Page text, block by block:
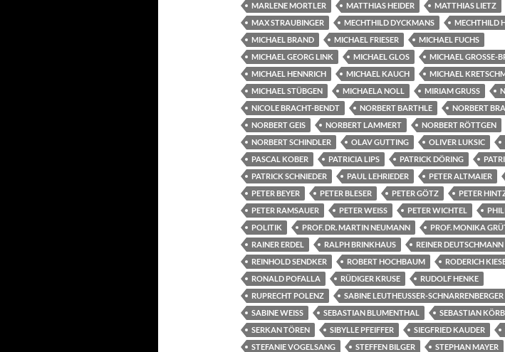
MARLENE MORTLER
MATTHIAS HEIDER MATTHIAS LIETZ
MAX STRAUBINGER
MECHTHILD DYCKMANS
MECHTHILD
MICHAEL BRAND
MICHAEL FRIESER
MICHAEL FUCHS
MICHAEL GEORG LINK
MICHAEL GLOS
MICHAEL GROSSE-
MICHAEL HENNRICH
MICHAEL KAUCH
MICHAEL
MICHAEL STÜBGEN
MICHAELA NOLL MIRIAM GRUSS
NICOLE BRACHT-BENDT
NORBERT BARTHLE
NORBERT
NORBERT GEIS
NORBERT LAMMERT
NORBERT RÖTTGEN
NORBERT SCHINDLER
OLAV GUTTING OLIVER LUKSIC
PASCAL KOBER
PATRICIA LIPS PATRICK DÖRING
PATRICK SCHNIEDER
PAUL LEHRIEDER PETER ALTMAIER
PETER BEYER
PETER BLESER PETER GÖTZ
PETER
PETER RAMSAUER
PETER WEISS PETER WICHTEL
POLITIK
PROF. DR. MARTIN NEUMANN
PROF. MONIKA
RAINER ERDEL
RALPH BRINKHAUS
REINER DEUTSCHMANN
REINHOLD SENDKER
ROBERT HOCHBAUM
RODERICH
RONALD POFALLA
RÜDIGER KRUSE
RUDOLF HENKE
RUPRECHT POLENZ
SABINE LEUTHEUSSER-SCHNARRENBERGER
SABINE WEISS
SEBASTIAN BLUMENTHAL
SEBASTIAN
SERKAN TÖREN
SIBYLLE PFEIFFER SIEGFRIED KAUDER
STEFANIE VOGELSANG
STEFFEN BILGER
STEPHAN MAYER